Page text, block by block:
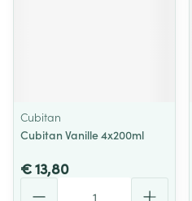
Cubitan
Cubitan Vanille 4x200ml
€ 13,80